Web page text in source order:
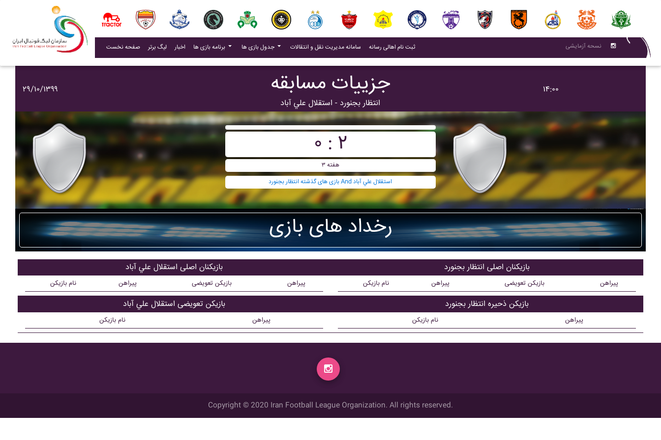
صفحه نخست لیگ برتر اخبار(current) برنامه بازی ها جدول بازی ها سامانه مدیریت نقل و انتقالات (current)
ثبت نام اهالی رسانه(current) نسحه آزمایشی
۲۹/۱۰/۱۳۹۹ جزییات مسابقه
انتظار بجنورد - استقلال علي آباد
۱۴:۰۰
۰ : ۲
هفته ۳
بازی های گذشته انتظار بجنورد And استقلال علي آباد
رخداد های بازی
بازیکنان اصلی استقلال علي آباد
نام بازیکن پیراهن بازیکن تعویضی پیراهن
بازیکن تعویضی استقلال علي آباد
نام بازیکن پیراهن
بازیکنان اصلی انتظار بجنورد
نام بازیکن پیراهن بازیکن تعویضی پیراهن
بازیکن ذحیره انتظار بجنورد
نام بازیکن پیراهن
Copyright © 2020 Iran Football League Organization. All rights reserved.